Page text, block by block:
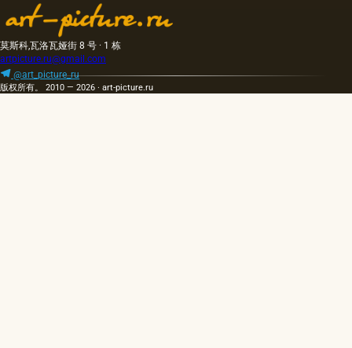
莫斯科,瓦洛瓦娅街 8 号 · 1 栋
artpicture.ru@gmail.com
@art_picture_ru
版权所有。 2010 — 2026 · art-picture.ru